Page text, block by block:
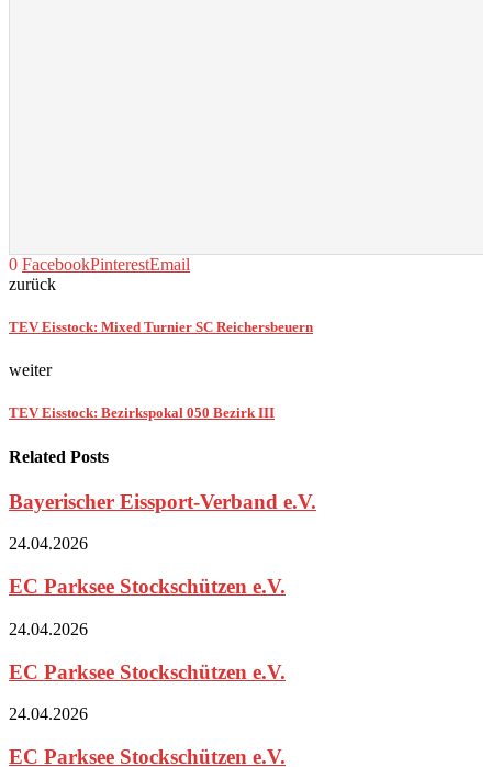
0 FacebookPinterestEmail
zurück
TEV Eisstock: Mixed Turnier SC Reichersbeuern
weiter
TEV Eisstock: Bezirkspokal 050 Bezirk III
Related Posts
Bayerischer Eissport-Verband e.V.
24.04.2026
EC Parksee Stockschützen e.V.
24.04.2026
EC Parksee Stockschützen e.V.
24.04.2026
EC Parksee Stockschützen e.V.